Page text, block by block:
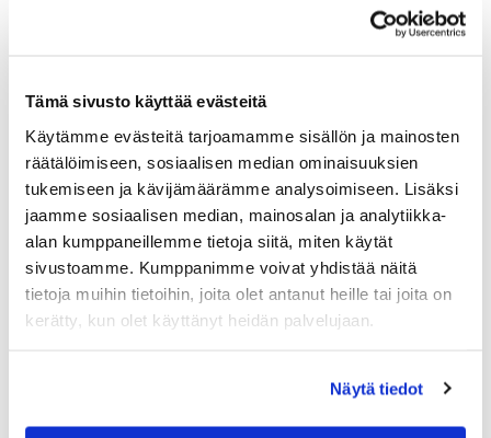
Tämä sivusto käyttää evästeitä
Käytämme evästeitä tarjoamamme sisällön ja mainosten
räätälöimiseen, sosiaalisen median ominaisuuksien
tukemiseen ja kävijämäärämme analysoimiseen. Lisäksi
jaamme sosiaalisen median, mainosalan ja analytiikka-
alan kumppaneillemme tietoja siitä, miten käytät
sivustoamme. Kumppanimme voivat yhdistää näitä
tietoja muihin tietoihin, joita olet antanut heille tai joita on
kerätty, kun olet käyttänyt heidän palvelujaan.
Näytä tiedot
GOLF TAILORSIN YHTEYSTIEDOT:
www.golftailors.fi
info@golftailors.fi
+358407191519